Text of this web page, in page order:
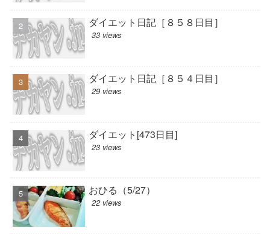
ダイエット日記［８５８日目］
33 views
ダイエット日記［８５４日目］
29 views
ダイエット[473日目]
23 views
おひる（5/27）
22 views